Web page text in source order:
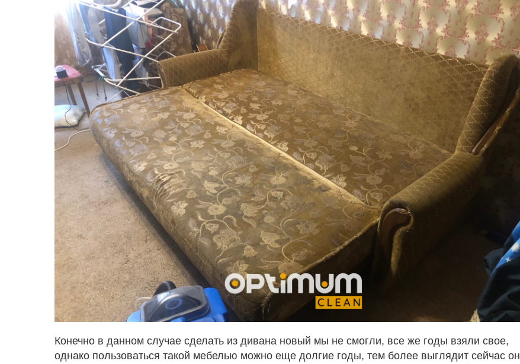
Конечно в данном случае сделать из дивана новый мы не смогли, все же годы взяли свое,
однако пользоваться такой мебелью можно еще долгие годы, тем более выглядит сейчас он